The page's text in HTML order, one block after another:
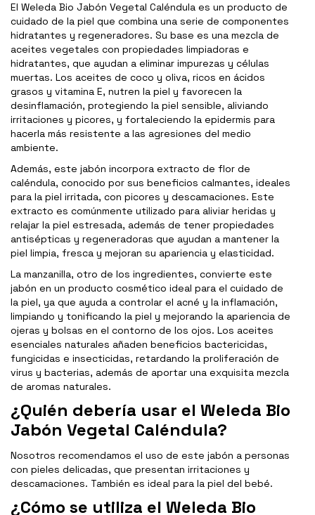
El Weleda Bio Jabón Vegetal Caléndula es un producto de
cuidado de la piel que combina una serie de componentes
hidratantes y regeneradores. Su base es una mezcla de
aceites vegetales con propiedades limpiadoras e
hidratantes, que ayudan a eliminar impurezas y células
muertas. Los aceites de coco y oliva, ricos en ácidos
grasos y vitamina E, nutren la piel y favorecen la
desinflamación, protegiendo la piel sensible, aliviando
irritaciones y picores, y fortaleciendo la epidermis para
hacerla más resistente a las agresiones del medio
ambiente.
Además, este jabón incorpora extracto de flor de
caléndula, conocido por sus beneficios calmantes, ideales
para la piel irritada, con picores y descamaciones. Este
extracto es comúnmente utilizado para aliviar heridas y
relajar la piel estresada, además de tener propiedades
antisépticas y regeneradoras que ayudan a mantener la
piel limpia, fresca y mejoran su apariencia y elasticidad.
La manzanilla, otro de los ingredientes, convierte este
jabón en un producto cosmético ideal para el cuidado de
la piel, ya que ayuda a controlar el acné y la inflamación,
limpiando y tonificando la piel y mejorando la apariencia de
ojeras y bolsas en el contorno de los ojos. Los aceites
esenciales naturales añaden beneficios bactericidas,
fungicidas e insecticidas, retardando la proliferación de
virus y bacterias, además de aportar una exquisita mezcla
de aromas naturales.
¿Quién debería usar el Weleda Bio
Jabón Vegetal Caléndula?
Nosotros recomendamos el uso de este jabón a personas
con pieles delicadas, que presentan irritaciones y
descamaciones. También es ideal para la piel del bebé.
¿Cómo se utiliza el Weleda Bio